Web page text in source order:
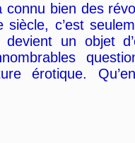
bien des
c’est
un objet
érotique.